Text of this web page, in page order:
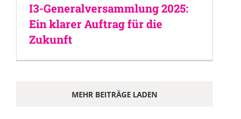
I3-Generalversammlung 2025:
Ein klarer Auftrag für die
Zukunft
MEHR BEITRÄGE LADEN